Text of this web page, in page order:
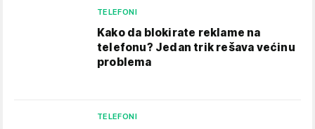
TELEFONI
Kako da blokirate reklame na
telefonu​? Jedan trik rešava većinu
problema
TELEFONI